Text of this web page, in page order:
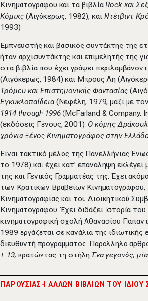
Κινηματογράφου και τα βιβλίαRock και
Κόμικς(Αιγόκερως, 1982), καιΝτέιβιντ
1993).
Εμπνευστής και βασικός συντάκτης της
ήταν αρχισυντάκτης και επιμελητής της
στα βιβλία που έχει γράψει
(Αιγόκερως, 1984) και Μπρους Λη
Τρόμου και Επιστημονικής Φαντασίας
Εγκυκλοπαίδεια (Νεφέλη, 1979, μαζί με
1914through 1996 (McFarland & Company,
(εκδόσεις Γένους, 2001), Ο κόμης
χρόνια Ξένος Κινηματογράφος στην Ελλάδα
Είναι τακτικό μέλος της Πανελλήνιας
το 1978) και έχει κατ’ επανάληψη
της και Γενικός Γραμματέας της. Έχει
των Κρατικών Βραβείων
Κινηματογραφίας και του Διοικητικού
Κινηματογράφου. Έχει διδάξει Ιστορία
κινηματογραφική σχολή Αθανασίου
1989 εργάζεται σε κανάλια της
διευθυντή προγράμματος. Παράλληλα
+ 13, κρατώντας τη στήληΈνα γεγονός, μία
ΠΑΡΟΥΣΙΑΣΗ ΑΛΛΩΝ ΒΙΒΛΙΩΝ ΤΟΥ ΙΔΙΟΥ